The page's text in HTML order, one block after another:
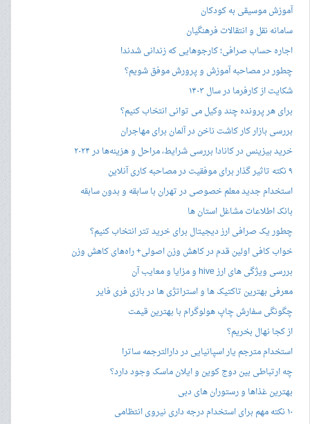
آموزش موسیقی به کودکان
سامانه نقل و انتقالات فرهنگیان
اجاره حساب صرافی؛ کارجوهایی که زندانی شدند!
چطور در مصاحبه‌ آموزش و پرورش موفق شویم؟
شکایت از کارفرما در سال ۱۴۰۳
برای هر پرونده چند وکیل می توانی انتخاب کنیم؟
بررسی بازار کار کاشت ناخن در آلمان برای مهاجران
خرید بیزینس در کانادا بررسی شرایط، مراحل و هزینه‌ها در ۲۰۲۴
۹ نکته تاثیر گذار برای موفقیت در مصاحبه کاری آنلاین
استخدام جدید معلم خصوصی در تهران با سابقه و بدون سابقه
بانک اطلاعات مشاغل استان ها
چطور یک صرافی ارز دیجیتال برای خرید تتر انتخاب کنیم؟
خواب کافی اولین قدم در کاهش وزن اصولی+ راه‌های کاهش وزن
بررسی ویژگی های ارز hive و مزایا و معایب آن
معرفی بهترین تاکتیک ها و استراتژی ها در بازی فری فایر
چگونگی سفارش چاپ هولوگرام با بهترین قیمت
از کجا نهال بخریم؟
استخدام مترجم یار اسپانیایی در دارالترجمه ساترا
چه ارتباطی بین دوج کوین و ایلان ماسک وجود دارد؟
بهترین غذاها و رستوران های دبی
۱۰ نکته مهم برای استخدام درجه داری نیروی انتظامی